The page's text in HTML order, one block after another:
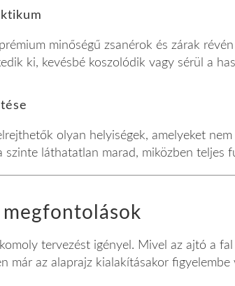
minőségű zsanérok és zárak
ki, kevésbé koszolódik vagy sérül a
olyan helyiségek, amelyeket
szinte láthatatlan marad, miközben teljes
tervezést igényel. Mivel az ajtó a
már az alaprajz kialakításakor figyelembe